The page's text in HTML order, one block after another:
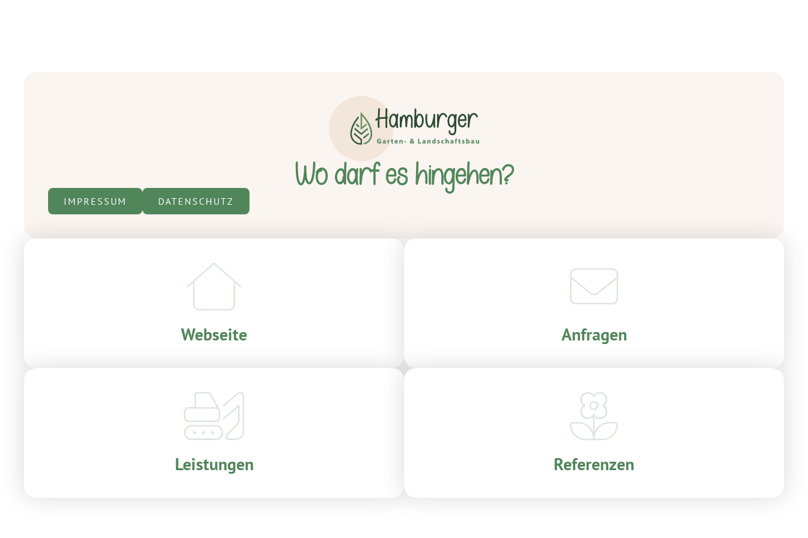
Wo darf es hingehen?
IMPRESSUM DATENSCHUTZ
Webseite Anfragen
Leistungen Referenzen